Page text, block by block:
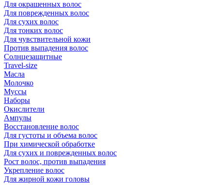
Для окрашенных волос
Для поврежденных волос
Для сухих волос
Для тонких волос
Для чувствительной кожи
Против выпадения волос
Солнцезащитные
Travel-size
Масла
Молочко
Муссы
Наборы
Окислители
Ампулы
Восстановление волос
Для густоты и объема волос
При химической обработке
Для сухих и поврежденных волос
Рост волос, против выпадения
Укрепление волос
Для жирной кожи головы